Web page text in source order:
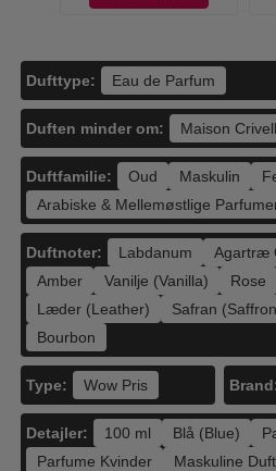
Dufttype: Eau de Parfum
Duftfamilie: Oud Maskulin
Arabiske & Mellemøstlige
Duftnoter: Labdanum
Agartræ
Amber
Vanilje (Vanilla) Rose
Læder (Leather)
Safran
Bourbon
Type: Wow Pris
Duften minder om: Maison
Detajler: 100 ml Blå (Blue)
Parfume Kvinder
Maskuline